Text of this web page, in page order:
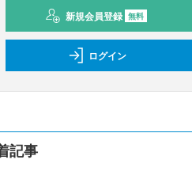
新規会員登録 無料
ログイン
記事